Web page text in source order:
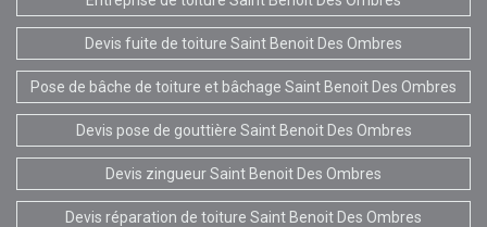
Devis fuite de toiture Saint Benoit Des Ombres
Pose de bâche de toiture et bâchage Saint Benoit Des Ombres
Devis pose de gouttière Saint Benoit Des Ombres
Devis zingueur Saint Benoit Des Ombres
Devis réparation de toiture Saint Benoit Des Ombres